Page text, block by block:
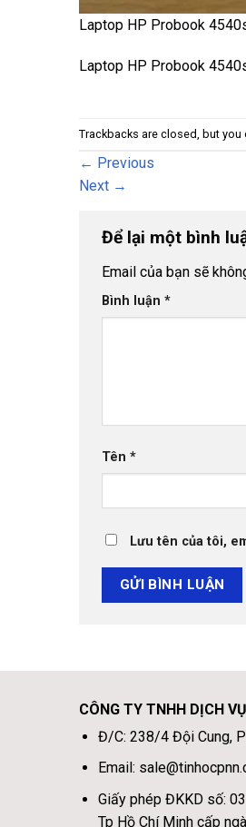
Laptop HP Probook
Laptop HP Probook
Trackbacks are closed, but you
← Previous
Next →
Để lại một bình
Email của bạn sẽ
Bình luận *
Tên *
Lưu tên của tôi,
CÔNG TY TNHH DỊCH
Đ/C: 238/4 Đội Cung,
Email:
Giấy phép ĐKKD số:
Tp Hồ Chí Minh cấp